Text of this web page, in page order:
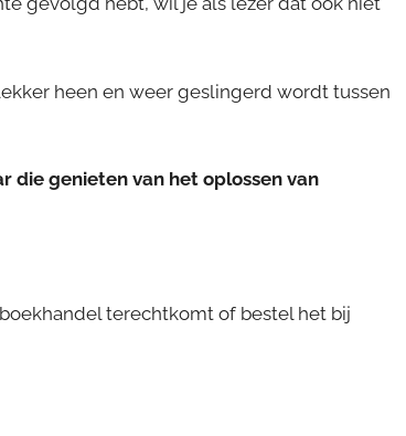
heen en weer geslingerd wordt tussen
die genieten van het oplossen van
terechtkomt of bestel het bij